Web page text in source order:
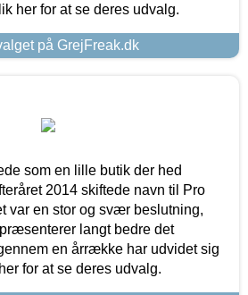
her for at se deres udvalg.
på GrejFreak.dk
som en lille butik der hed
2014 skiftede navn til Pro
var en stor og svær beslutning,
langt bedre det
en årrække har udvidet sig
for at se deres udvalg.